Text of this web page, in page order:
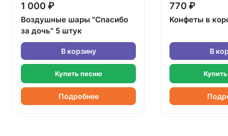
1 000 ₽
Воздушные шары "Спасибо
за дочь" 5 штук
В корзину
Купить песню
Подробнее
770 ₽
Конфеты в
В